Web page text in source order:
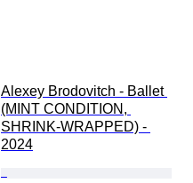
Alexey Brodovitch - Ballet
(MINT CONDITION,
SHRINK-WRAPPED) -
2024